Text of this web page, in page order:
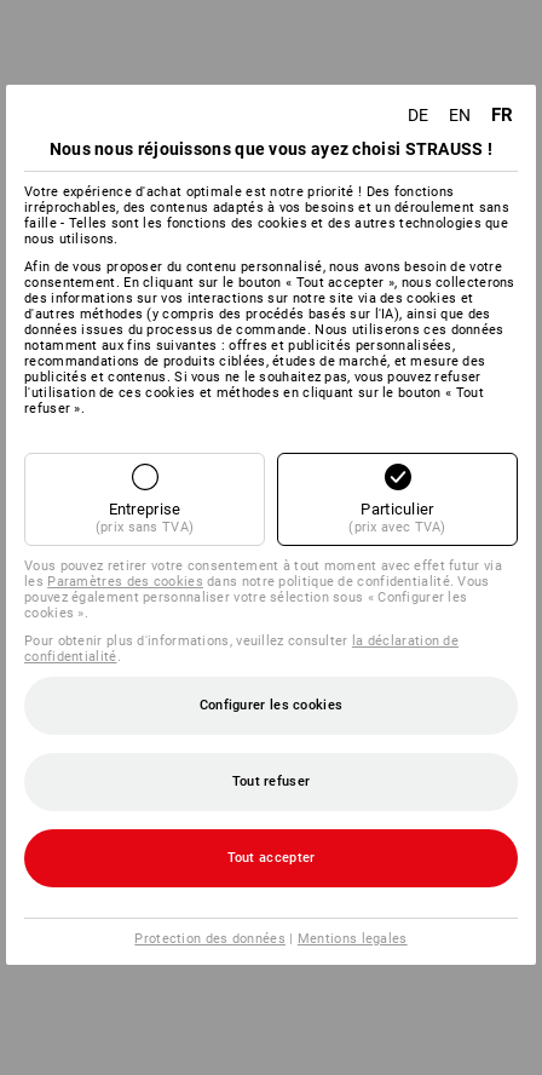
DE EN FR
Nous nous réjouissons que vous ayez choisi STRAUSS !
Votre expérience d'achat optimale est notre priorité ! Des fonctions
irréprochables, des contenus adaptés à vos besoins et un déroulement sans
faille - Telles sont les fonctions des cookies et des autres technologies que
nous utilisons.
Afin de vous proposer du contenu personnalisé, nous avons besoin de votre
consentement. En cliquant sur le bouton « Tout accepter », nous collecterons
des informations sur vos interactions sur notre site via des cookies et
d'autres méthodes (y compris des procédés basés sur l'IA), ainsi que des
données issues du processus de commande. Nous utiliserons ces données
notamment aux fins suivantes : offres et publicités personnalisées,
recommandations de produits ciblées, études de marché, et mesure des
publicités et contenus. Si vous ne le souhaitez pas, vous pouvez refuser
l'utilisation de ces cookies et méthodes en cliquant sur le bouton « Tout
refuser ».
Entreprise
(prix sans TVA)
Particulier
(prix avec TVA)
Vous pouvez retirer votre consentement à tout moment avec effet futur via
les Paramètres des cookies dans notre politique de confidentialité. Vous
pouvez également personnaliser votre sélection sous « Configurer les
cookies ».
Pour obtenir plus d'informations, veuillez consulter la déclaration de
confidentialité.
Configurer les cookies
Tout refuser
Tout accepter
Protection des données | Mentions legales